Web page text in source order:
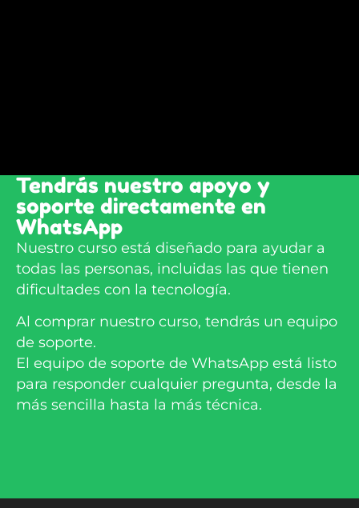
Tendrás nuestro apoyo y
soporte directamente en
WhatsApp
Nuestro curso está diseñado para ayudar a
todas las personas, incluidas las que tienen
dificultades con la tecnología.
Al comprar nuestro curso, tendrás un equipo
de soporte.
El equipo de soporte de WhatsApp está listo
para responder cualquier pregunta, desde la
más sencilla hasta la más técnica.